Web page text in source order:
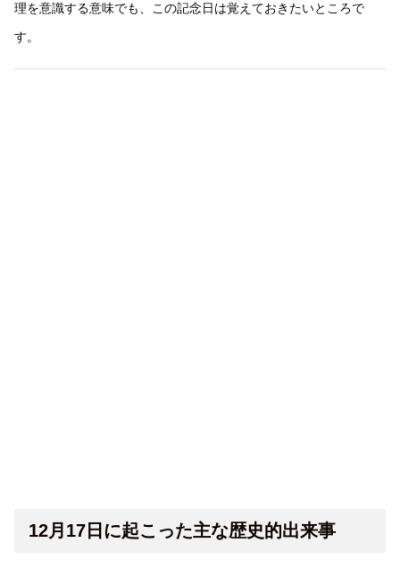
理を意識する意味でも、この記念日は覚えておきたいところで
す。
12月17日に起こった主な歴史的出来事